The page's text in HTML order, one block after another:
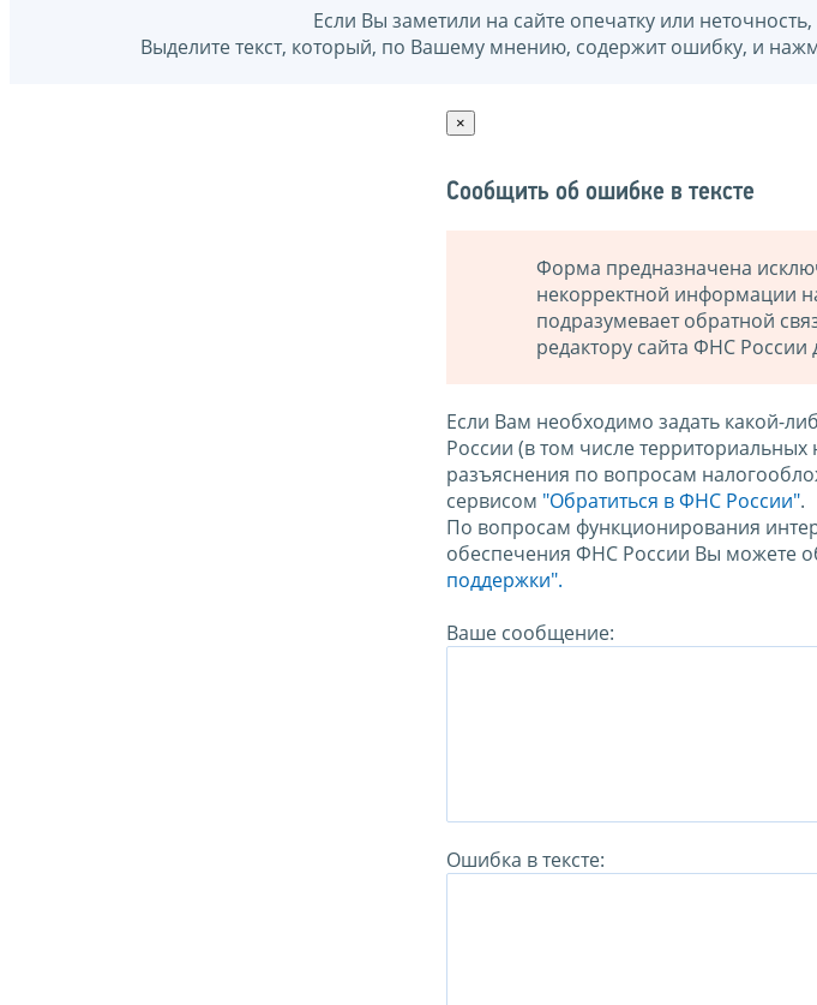
Если Вы заметили на сайте опечатку или
Выделите текст, который, по Вашему мнению, содержит ошибку, и
×
Сообщить об ошибке в тексте
Форма предназначена
некорректной информации
подразумевает обратной
редактору сайта ФНС России
Если Вам необходимо задать какой-
России (в том числе
разъяснения по вопросам
сервисом "Обратиться в ФНС России".
По вопросам функционирования
обеспечения ФНС России Вы можете
поддержки".
Ваше сообщение:
Ошибка в тексте: